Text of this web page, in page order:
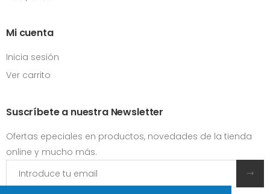
Mi cuenta
Inicia sesión
Ver carrito
Suscríbete a nuestra Newsletter
Ofertas epeciales en productos, novedades de la tienda
online y mucho más.